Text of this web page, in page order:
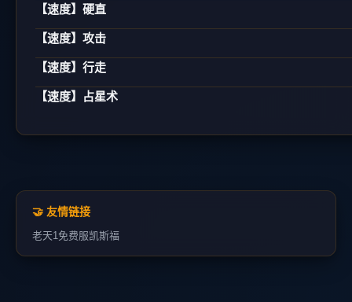
【速度】硬直
【速度】攻击
【速度】行走
【速度】占星术
🤝 友情链接
老天1免费服凯斯福